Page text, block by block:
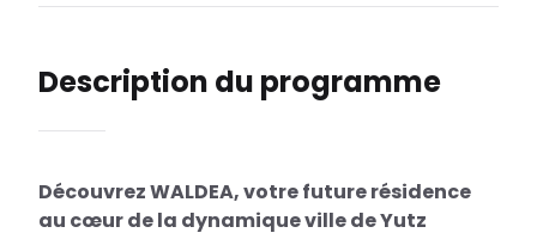
Description du programme
Découvrez WALDEA, votre future résidence
au cœur de la dynamique ville de Yutz